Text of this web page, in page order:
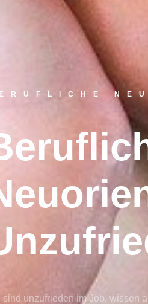
sind unzufrieden im Job, wissen